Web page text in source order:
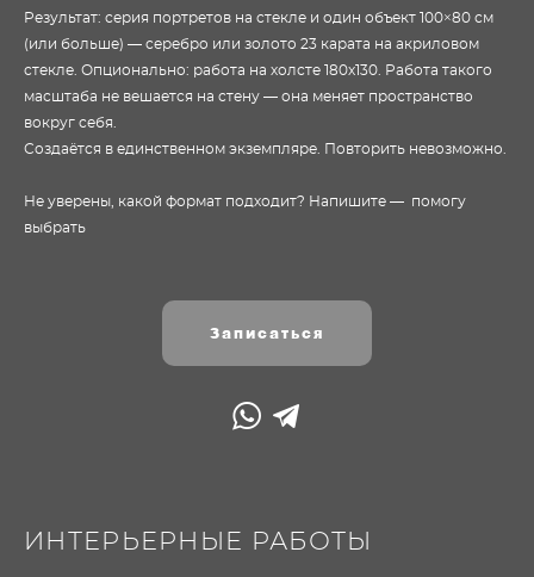
Результат: серия портретов на стекле и один объект 100×80 см
(или больше) — серебро или золото 23 карата на акриловом
стекле. Опционально: работа на холсте 180х130. Работа такого
масштаба не вешается на стену — она меняет пространство
вокруг себя.
Создаётся в единственном экземпляре. Повторить невозможно.
Не уверены, какой формат подходит? Напишите — помогу
выбрать
Записаться
ИНТЕРЬЕРНЫЕ РАБОТЫ